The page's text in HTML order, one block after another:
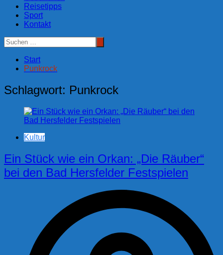
Reisetipps
Sport
Kontakt
Start
Punkrock
Schlagwort: Punkrock
Kultur
Ein Stück wie ein Orkan: „Die Räuber“
bei den Bad Hersfelder Festspielen